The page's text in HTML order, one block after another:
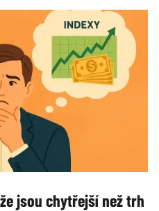
přístup v
jsou chytřejší než trh